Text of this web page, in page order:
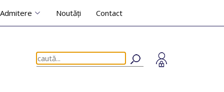
Admitere Noutăți Contact